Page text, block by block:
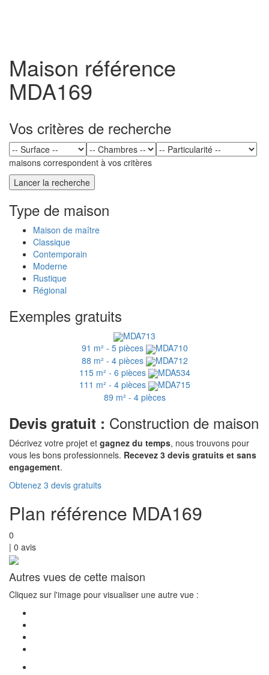
Maison référence
MDA169
Vos critères de recherche
maisons correspondent à vos critères
Type de maison
Maison de maître
Classique
Contemporain
Moderne
Rustique
Régional
Exemples gratuits
MDA713
91 m² - 5 pièces
MDA710
88 m² - 4 pièces
MDA712
115 m² - 6 pièces
MDA534
111 m² - 4 pièces
MDA715
89 m² - 4 pièces
Devis gratuit : Construction de maison
Décrivez votre projet et gagnez du temps, nous trouvons pour
vous les bons professionnels. Recevez 3 devis gratuits et sans
engagement.
Obtenez 3 devis gratuits
Plan référence MDA169
0
| 0 avis
Autres vues de cette maison
Cliquez sur l'image pour visualiser une autre vue :